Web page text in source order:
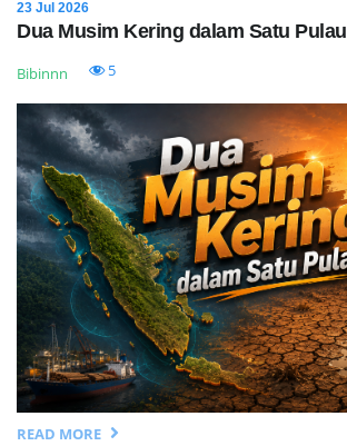
23 Jul 2026
Dua Musim Kering dalam Satu Pulau
Bibinnn 5
READ MORE